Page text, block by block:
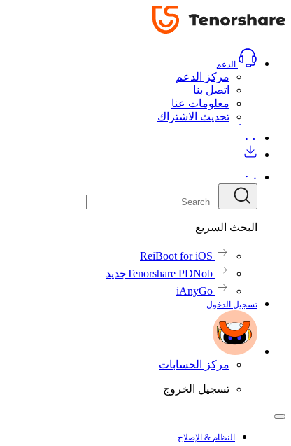
الدعم
مركز الدعم
اتصل بنا
معلومات عنا
تحديث الاشتراك
البحث السريع
ReiBoot for iOS
Tenorshare PDNobجديد
iAnyGo
تسجيل الدخول
مركز الحسابات
تسجيل الخروج
النظام & الإصلاح